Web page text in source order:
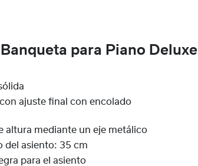
para Piano Deluxe
ajuste final con encolado
altura mediante un eje metálico
del asiento: 35 cm
para el asiento